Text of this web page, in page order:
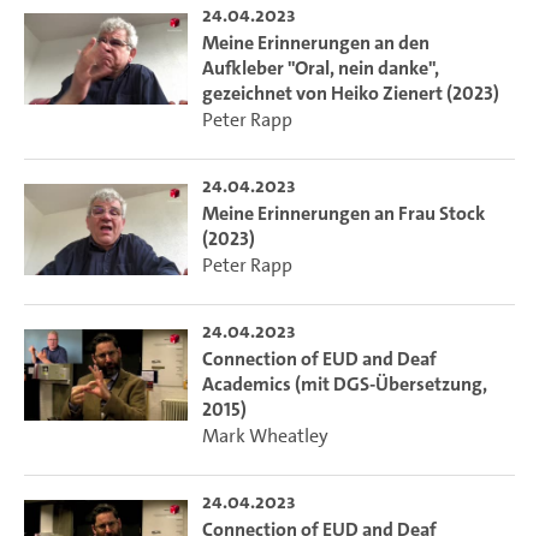
24.04.2023
Meine Erinnerungen an den
Aufkleber "Oral, nein danke",
gezeichnet von Heiko Zienert (2023)
Peter Rapp
24.04.2023
Meine Erinnerungen an Frau Stock
(2023)
Peter Rapp
24.04.2023
Connection of EUD and Deaf
Academics (mit DGS-Übersetzung,
2015)
Mark Wheatley
24.04.2023
Connection of EUD and Deaf